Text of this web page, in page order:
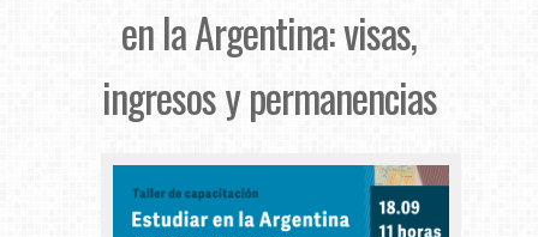
en la Argentina: visas,
ingresos y permanencias